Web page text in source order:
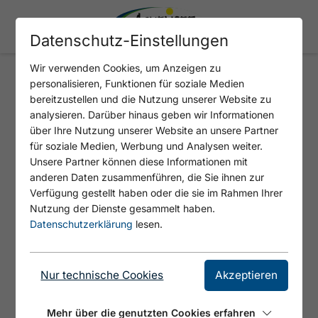
TIWAG - ATOLL ACHENSEE AC2
© https://unsplash.com/s/photos/charging-station
Datenschutz-Einstellungen
Wir verwenden Cookies, um Anzeigen zu
personalisieren, Funktionen für soziale Medien
bereitzustellen und die Nutzung unserer Website zu
analysieren. Darüber hinaus geben wir Informationen
über Ihre Nutzung unserer Website an unsere Partner
für soziale Medien, Werbung und Analysen weiter.
Unsere Partner können diese Informationen mit
anderen Daten zusammenführen, die Sie ihnen zur
Verfügung gestellt haben oder die sie im Rahmen Ihrer
Nutzung der Dienste gesammelt haben.
Datenschutzerklärung lesen.
Nur technische Cookies Akzeptieren
Mehr über die genutzten Cookies erfahren